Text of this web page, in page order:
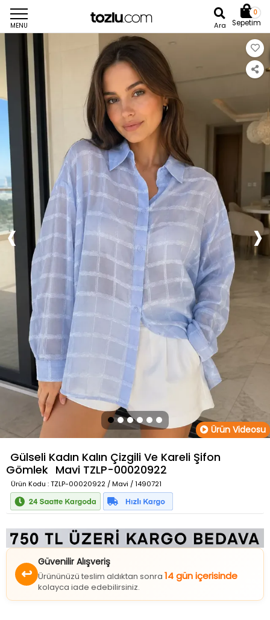
MENU Ara
0
Sepetim
Ürün Videosu
Gülseli Kadın Kalın Çizgili Ve Kareli Şifon
Gömlek Mavi TZLP-00020922
Ürün Kodu : TZLP-00020922 / Mavi / 1490721
↩
Güvenilir Alışveriş
Ürününüzü teslim aldıktan sonra 14 gün içerisinde
kolayca iade edebilirsiniz.